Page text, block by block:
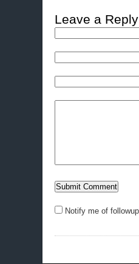
Leave a Reply
Notify me of